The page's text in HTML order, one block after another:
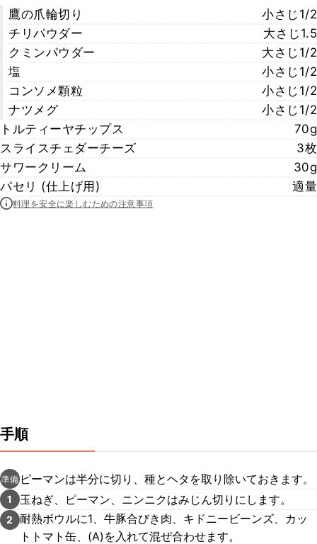
鷹の爪輪切り
小さじ1/2
チリパウダー
大さじ1.5
クミンパウダー
大さじ1/2
塩
小さじ1/2
コンソメ顆粒
小さじ1/2
ナツメグ
小さじ1/2
トルティーヤチップス
70g
スライスチェダーチーズ
3枚
サワークリーム
30g
パセリ (仕上げ用)
適量
料理を安全に楽しむための注意事項
手順
準備 ピーマンは半分に切り、種とヘタを取り除いておきます。
1 玉ねぎ、ピーマン、ニンニクはみじん切りにします。
2
耐熱ボウルに1、牛豚合びき肉、キドニービーンズ、カッ
トトマト缶、(A)を入れて混ぜ合わせます。